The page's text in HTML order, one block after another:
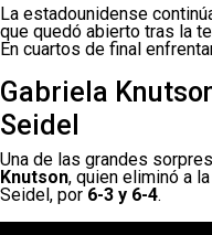
La estadounidense
que quedó abierto tras la
En cuartos de final
Gabriela
Seidel
Una de las grandes
Knutson, quien eliminó a
Seidel, por 6-3 y 6-4.